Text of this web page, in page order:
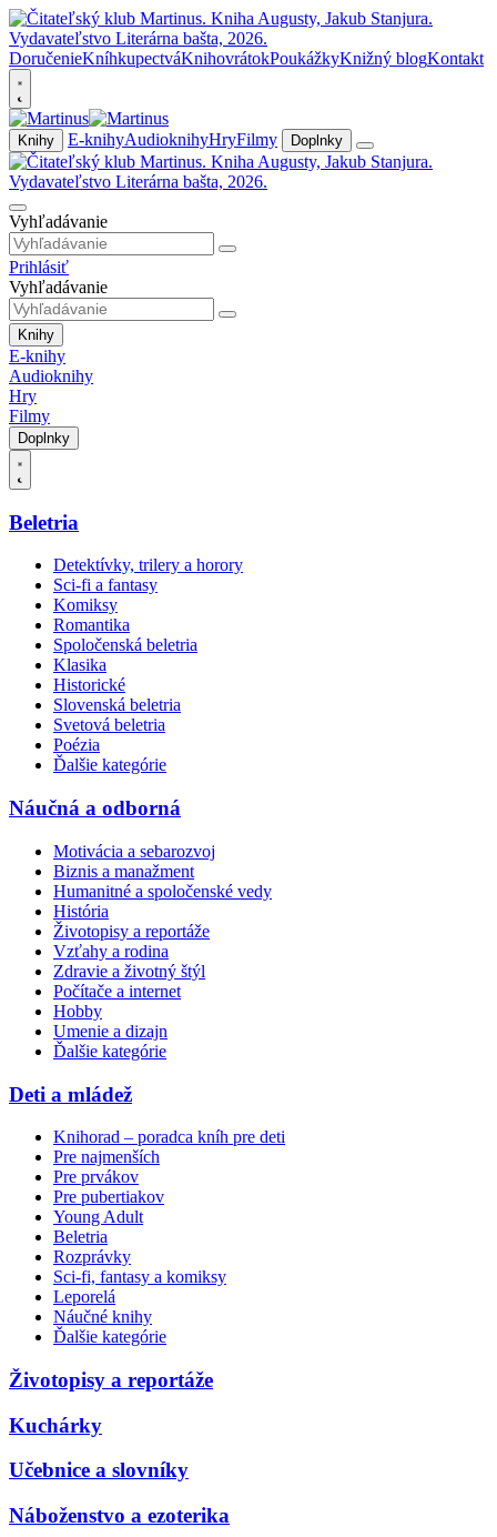
DoručenieKníhkupectváKnihovrátokPoukážkyKnižný blogKontakt
Knihy E-knihyAudioknihyHryFilmy Doplnky
Vyhľadávanie
Prihlásiť
Vyhľadávanie
Knihy
E-knihy
Audioknihy
Hry
Filmy
Doplnky
Beletria
Detektívky, trilery a horory
Sci-fi a fantasy
Komiksy
Romantika
Spoločenská beletria
Klasika
Historické
Slovenská beletria
Svetová beletria
Poézia
Ďalšie kategórie
Náučná a odborná
Motivácia a sebarozvoj
Biznis a manažment
Humanitné a spoločenské vedy
História
Životopisy a reportáže
Vzťahy a rodina
Zdravie a životný štýl
Počítače a internet
Hobby
Umenie a dizajn
Ďalšie kategórie
Deti a mládež
Knihorad – poradca kníh pre deti
Pre najmenších
Pre prvákov
Pre pubertiakov
Young Adult
Beletria
Rozprávky
Sci-fi, fantasy a komiksy
Leporelá
Náučné knihy
Ďalšie kategórie
Životopisy a reportáže
Kuchárky
Učebnice a slovníky
Náboženstvo a ezoterika